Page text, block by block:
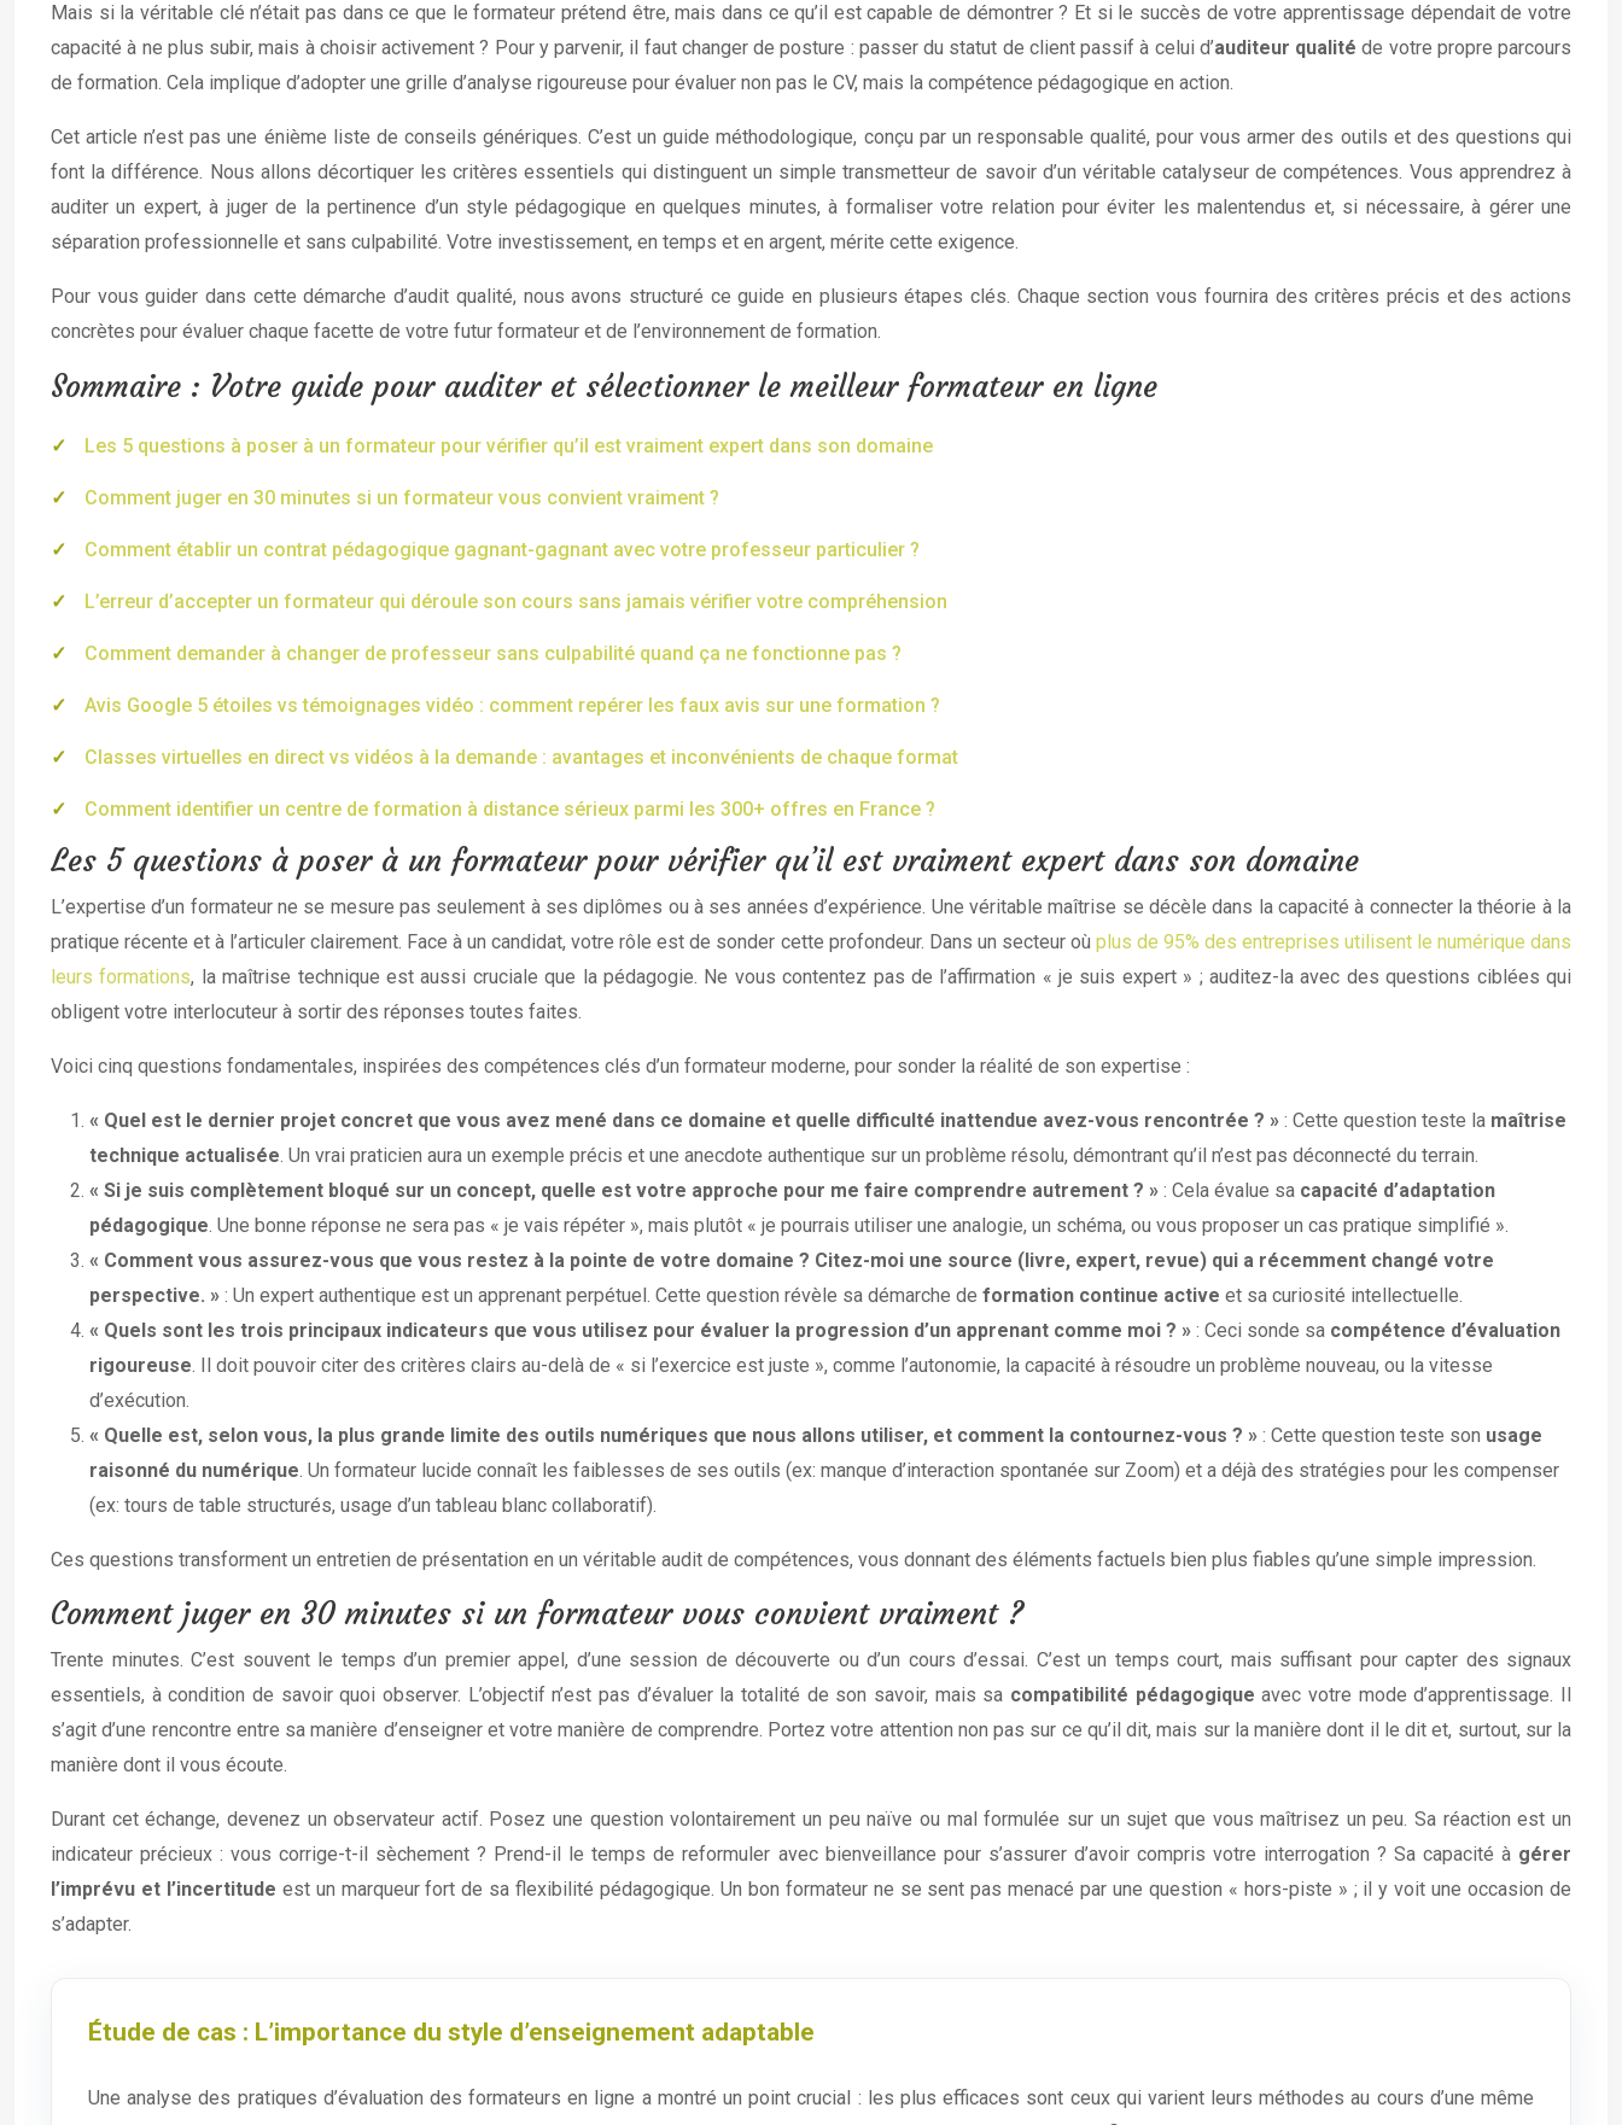
Mais si la véritable clé n’était pas dans ce que le formateur prétend être, mais dans ce qu’il est capable de démontrer ? Et si le succès de votre apprentissage dépendait de votre
capacité à ne plus subir, mais à choisir activement ? Pour y parvenir, il faut changer de posture : passer du statut de client passif à celui d’auditeur qualité de votre propre parcours
de formation. Cela implique d’adopter une grille d’analyse rigoureuse pour évaluer non pas le CV, mais la compétence pédagogique en action.
Cet article n’est pas une énième liste de conseils génériques. C’est un guide méthodologique, conçu par un responsable qualité, pour vous armer des outils et des questions qui
font la différence. Nous allons décortiquer les critères essentiels qui distinguent un simple transmetteur de savoir d’un véritable catalyseur de compétences. Vous apprendrez à
auditer un expert, à juger de la pertinence d’un style pédagogique en quelques minutes, à formaliser votre relation pour éviter les malentendus et, si nécessaire, à gérer une
séparation professionnelle et sans culpabilité. Votre investissement, en temps et en argent, mérite cette exigence.
Pour vous guider dans cette démarche d’audit qualité, nous avons structuré ce guide en plusieurs étapes clés. Chaque section vous fournira des critères précis et des actions
concrètes pour évaluer chaque facette de votre futur formateur et de l’environnement de formation.
Sommaire : Votre guide pour auditer et sélectionner le meilleur formateur en ligne
Les 5 questions à poser à un formateur pour vérifier qu’il est vraiment expert dans son domaine
Comment juger en 30 minutes si un formateur vous convient vraiment ?
Comment établir un contrat pédagogique gagnant-gagnant avec votre professeur particulier ?
L’erreur d’accepter un formateur qui déroule son cours sans jamais vérifier votre compréhension
Comment demander à changer de professeur sans culpabilité quand ça ne fonctionne pas ?
Avis Google 5 étoiles vs témoignages vidéo : comment repérer les faux avis sur une formation ?
Classes virtuelles en direct vs vidéos à la demande : avantages et inconvénients de chaque format
Comment identifier un centre de formation à distance sérieux parmi les 300+ offres en France ?
Les 5 questions à poser à un formateur pour vérifier qu’il est vraiment expert dans son domaine
L’expertise d’un formateur ne se mesure pas seulement à ses diplômes ou à ses années d’expérience. Une véritable maîtrise se décèle dans la capacité à connecter la théorie à la
pratique récente et à l’articuler clairement. Face à un candidat, votre rôle est de sonder cette profondeur. Dans un secteur où plus de 95% des entreprises utilisent le numérique dans
leurs formations, la maîtrise technique est aussi cruciale que la pédagogie. Ne vous contentez pas de l’affirmation « je suis expert » ; auditez-la avec des questions ciblées qui
obligent votre interlocuteur à sortir des réponses toutes faites.
Voici cinq questions fondamentales, inspirées des compétences clés d’un formateur moderne, pour sonder la réalité de son expertise :
« Quel est le dernier projet concret que vous avez mené dans ce domaine et quelle difficulté inattendue avez-vous rencontrée ? » : Cette question teste la maîtrise
technique actualisée. Un vrai praticien aura un exemple précis et une anecdote authentique sur un problème résolu, démontrant qu’il n’est pas déconnecté du terrain.
« Si je suis complètement bloqué sur un concept, quelle est votre approche pour me faire comprendre autrement ? » : Cela évalue sa capacité d’adaptation
pédagogique. Une bonne réponse ne sera pas « je vais répéter », mais plutôt « je pourrais utiliser une analogie, un schéma, ou vous proposer un cas pratique simplifié ».
« Comment vous assurez-vous que vous restez à la pointe de votre domaine ? Citez-moi une source (livre, expert, revue) qui a récemment changé votre
perspective. » : Un expert authentique est un apprenant perpétuel. Cette question révèle sa démarche de formation continue active et sa curiosité intellectuelle.
« Quels sont les trois principaux indicateurs que vous utilisez pour évaluer la progression d’un apprenant comme moi ? » : Ceci sonde sa compétence d’évaluation
rigoureuse. Il doit pouvoir citer des critères clairs au-delà de « si l’exercice est juste », comme l’autonomie, la capacité à résoudre un problème nouveau, ou la vitesse
d’exécution.
« Quelle est, selon vous, la plus grande limite des outils numériques que nous allons utiliser, et comment la contournez-vous ? » : Cette question teste son usage
raisonné du numérique. Un formateur lucide connaît les faiblesses de ses outils (ex: manque d’interaction spontanée sur Zoom) et a déjà des stratégies pour les compenser
(ex: tours de table structurés, usage d’un tableau blanc collaboratif).
Ces questions transforment un entretien de présentation en un véritable audit de compétences, vous donnant des éléments factuels bien plus fiables qu’une simple impression.
Comment juger en 30 minutes si un formateur vous convient vraiment ?
Trente minutes. C’est souvent le temps d’un premier appel, d’une session de découverte ou d’un cours d’essai. C’est un temps court, mais suffisant pour capter des signaux
essentiels, à condition de savoir quoi observer. L’objectif n’est pas d’évaluer la totalité de son savoir, mais sa compatibilité pédagogique avec votre mode d’apprentissage. Il
s’agit d’une rencontre entre sa manière d’enseigner et votre manière de comprendre. Portez votre attention non pas sur ce qu’il dit, mais sur la manière dont il le dit et, surtout, sur la
manière dont il vous écoute.
Durant cet échange, devenez un observateur actif. Posez une question volontairement un peu naïve ou mal formulée sur un sujet que vous maîtrisez un peu. Sa réaction est un
indicateur précieux : vous corrige-t-il sèchement ? Prend-il le temps de reformuler avec bienveillance pour s’assurer d’avoir compris votre interrogation ? Sa capacité à gérer
l’imprévu et l’incertitude est un marqueur fort de sa flexibilité pédagogique. Un bon formateur ne se sent pas menacé par une question « hors-piste » ; il y voit une occasion de
s’adapter.
Étude de cas : L’importance du style d’enseignement adaptable
Une analyse des pratiques d’évaluation des formateurs en ligne a montré un point crucial : les plus efficaces sont ceux qui varient leurs méthodes au cours d’une même